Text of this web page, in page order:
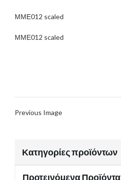
ΜΜΕ012 scaled
ΜΜΕ012 scaled
Previous Image
Κατηγορίες προϊόντων
Προτεινόμενα Προϊόντα